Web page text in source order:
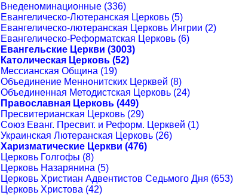
Внеденоминационные (336)
Евангелическо-Лютеранская Церковь (5)
Евангелическо-лютеранская Церковь Ингрии (2)
Евангелическо-Реформатская Церковь (6)
Евангельские Церкви (3003)
Католическая Церковь (52)
Мессианская Община (19)
Объединение Меннонитских Церквей (8)
Объединенная Методистская Церковь (24)
Православная Церковь (449)
Пресвитерианская Церковь (29)
Союз Еванг. Пресвит. и Реформ. Церквей (1)
Украинская Лютеранская Церковь (26)
Харизматические Церкви (476)
Церковь Голгофы (8)
Церковь Назарянина (5)
Церковь Христиан Адвентистов Седьмого Дня (653)
Церковь Христова (42)